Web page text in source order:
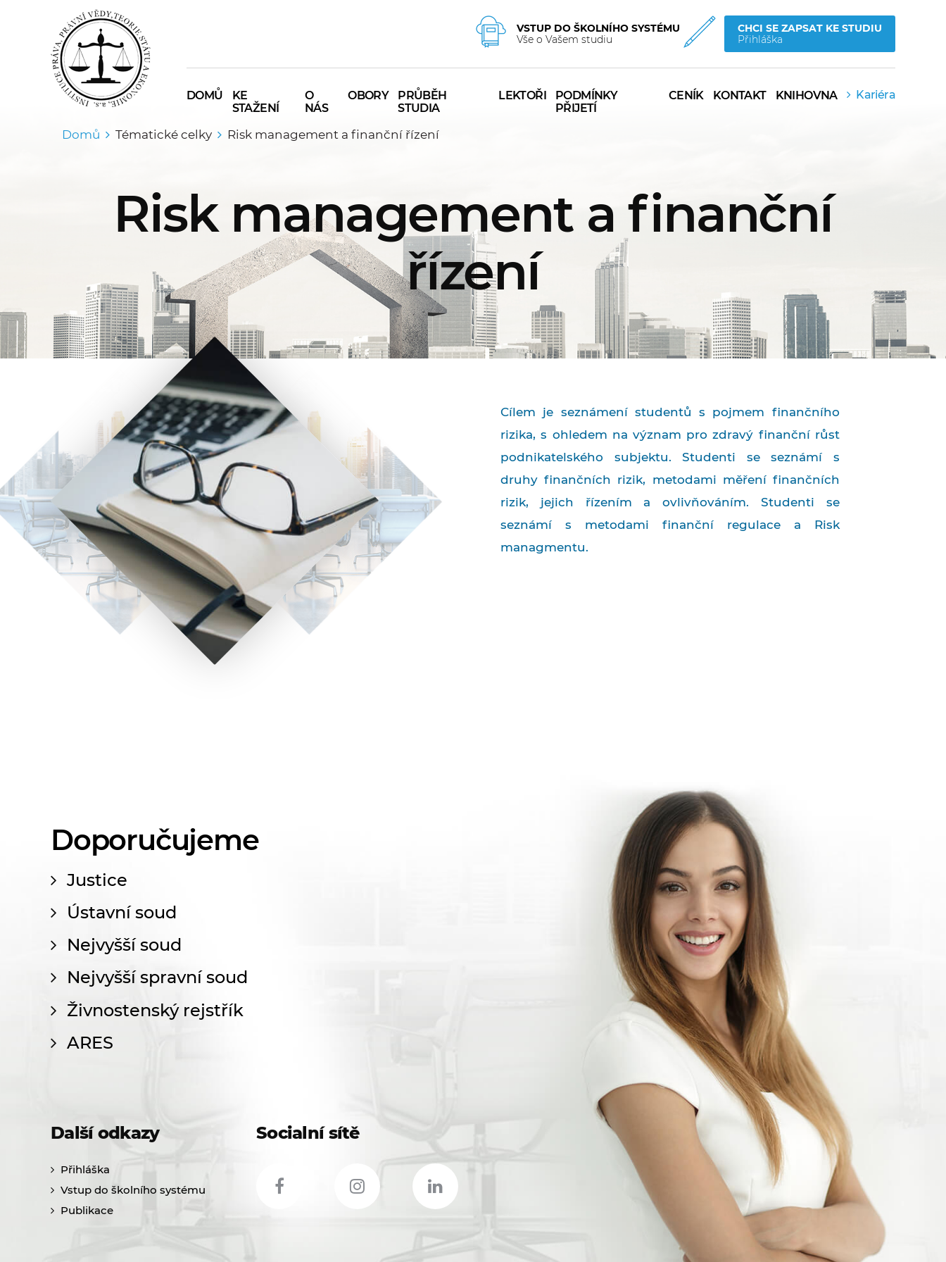
VSTUP DO ŠKOLNÍHO SYSTÉMU
Vše o Vašem studiu
CHCI SE ZAPSAT KE STUDIU
Přihláška
DOMŮ
KE
STAŽENÍ
O
NÁS
OBORY
PRŮBĚH
STUDIA
LEKTOŘI
PODMÍNKY
PŘIJETÍ
CENÍK KONTAKT KNIHOVNA Kariéra
Domů Tématické celky Risk management a finanční řízení
Risk management a finanční
řízení
Cílem je seznámení studentů s pojmem finančního
rizika, s ohledem na význam pro zdravý finanční růst
podnikatelského subjektu. Studenti se seznámí s
druhy finančních rizik, metodami měření finančních
rizik, jejich řízením a ovlivňováním. Studenti se
seznámí s metodami finanční regulace a Risk
managmentu.
Doporučujeme
Justice
Ústavní soud
Nejvyšší soud
Nejvyšší spravní soud
Živnostenský rejstřík
ARES
Další odkazy
Přihláška
Vstup do školního systému
Publikace
Socialní sítě